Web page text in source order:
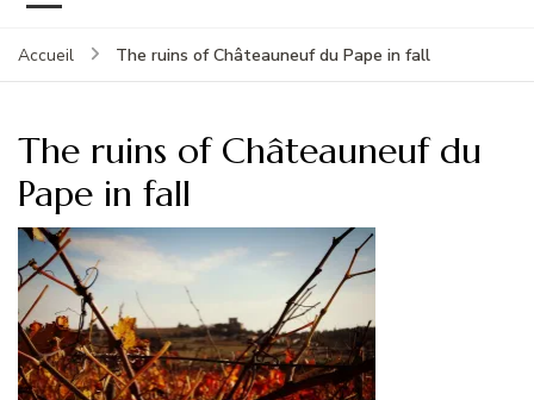
Accueil The ruins of Châteauneuf du Pape in fall
The ruins of Châteauneuf du
Pape in fall